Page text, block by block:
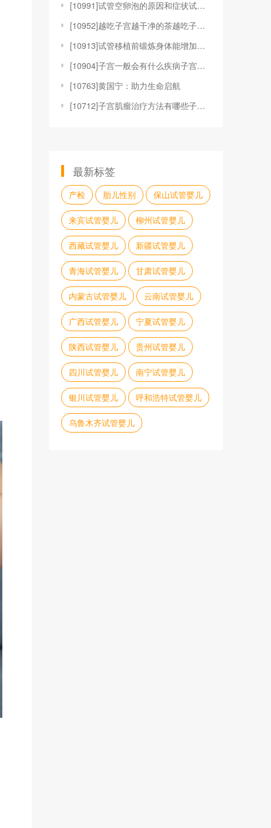
[10991]试管空卵泡的原因和症状试管促排空卵泡怎么
[10952]越吃子宫越干净的茶越吃子宫越干净的食物人
[10913]试管移植前锻炼身体能增加成功率吗试管移植
[10904]子宫一般会有什么疾病子宫一般会有哪些问题
[10763]黄国宁：助力生命启航
[10712]子宫肌瘤治疗方法有哪些子宫肌瘤的治疗方法
最新标签
产检 胎儿性别 保山试管婴儿
来宾试管婴儿 柳州试管婴儿
西藏试管婴儿 新疆试管婴儿
青海试管婴儿 甘肃试管婴儿
内蒙古试管婴儿 云南试管婴儿
广西试管婴儿 宁夏试管婴儿
陕西试管婴儿 贵州试管婴儿
四川试管婴儿 南宁试管婴儿
银川试管婴儿 呼和浩特试管婴儿
乌鲁木齐试管婴儿